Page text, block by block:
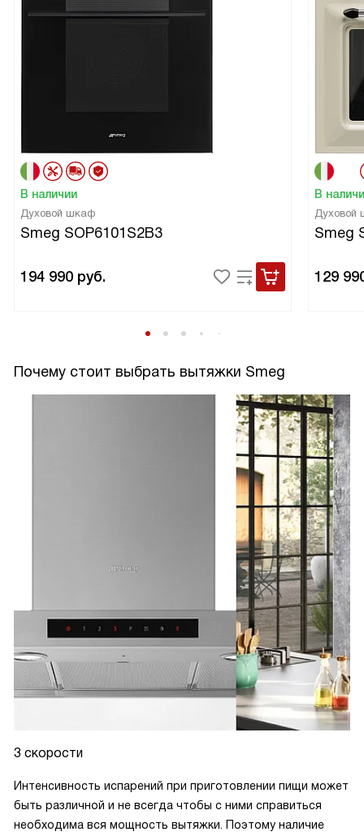
В наличии
Духовой шкаф
Smeg SOP6101S2B3
194 990 руб.
В
Духовой
Smeg
129
Почему стоит выбрать вытяжки Smeg
3 скорости
Интенсивность испарений при приготовлении пищи может
быть различной и не всегда чтобы с ними справиться
необходима вся мощность вытяжки. Поэтому наличие